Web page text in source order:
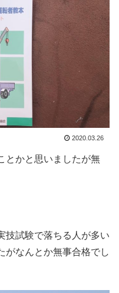
2020.03.26
とかと思いましたが無
技試験で落ちる人が多い
がなんとか無事合格でし